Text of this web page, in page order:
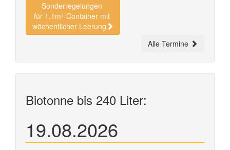
Sonderregelungen
für 1,1m³-Container mit
wöchentlicher Leerung
Alle Termine
Biotonne bis 240 Liter:
19.08.2026